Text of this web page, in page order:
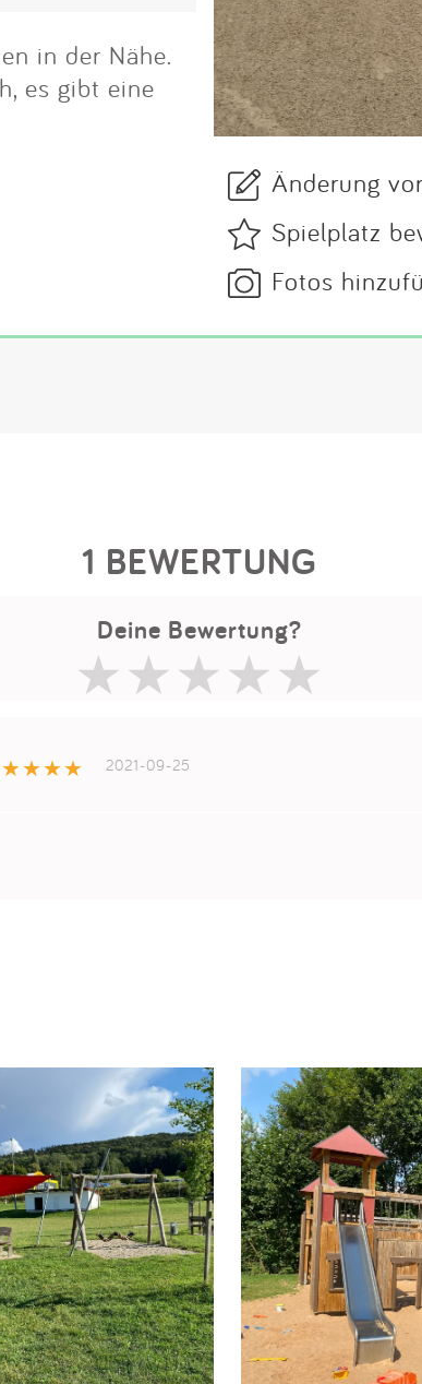
in der Nähe.
es gibt eine
Änderung
Spielplatz
Fotos
1 BEWERTUNG
Deine Bewertung?
2021-09-25